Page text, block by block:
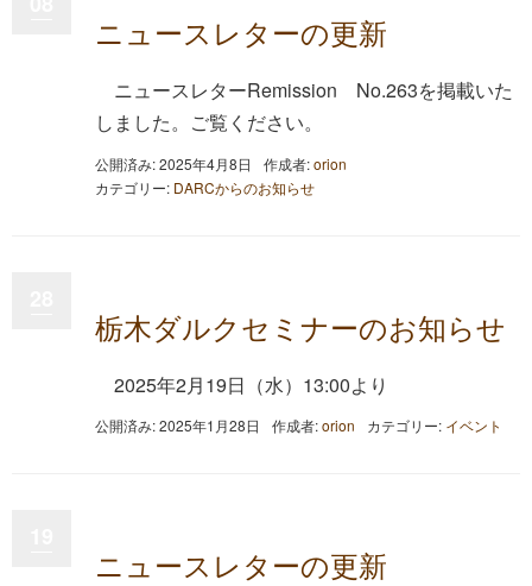
ニュースレターの更新
ニュースレターRemission No.263を掲載いた
しました。ご覧ください。
公開済み: 2025年4月8日 作成者:orion
カテゴリー: DARCからのお知らせ
栃木ダルクセミナーのお知らせ
2025年2月19日（水）13:00より
公開済み: 2025年1月28日 作成者:orion カテゴリー: イベント
ニュースレターの更新